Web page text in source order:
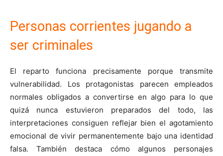
Personas corrientes jugando a
ser criminales
El reparto funciona precisamente porque transmite
vulnerabilidad. Los protagonistas parecen empleados
normales obligados a convertirse en algo para lo que
quizá nunca estuvieron preparados del todo, las
interpretaciones consiguen reflejar bien el agotamiento
emocional de vivir permanentemente bajo una identidad
falsa. También destaca cómo algunos personajes